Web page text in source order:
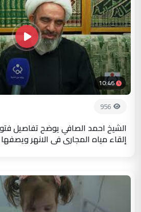
10:46
956
الشيخ احمد الصافي يوضح تفاصيل
إلقاء مياه المجاري في الانهر ويصفها